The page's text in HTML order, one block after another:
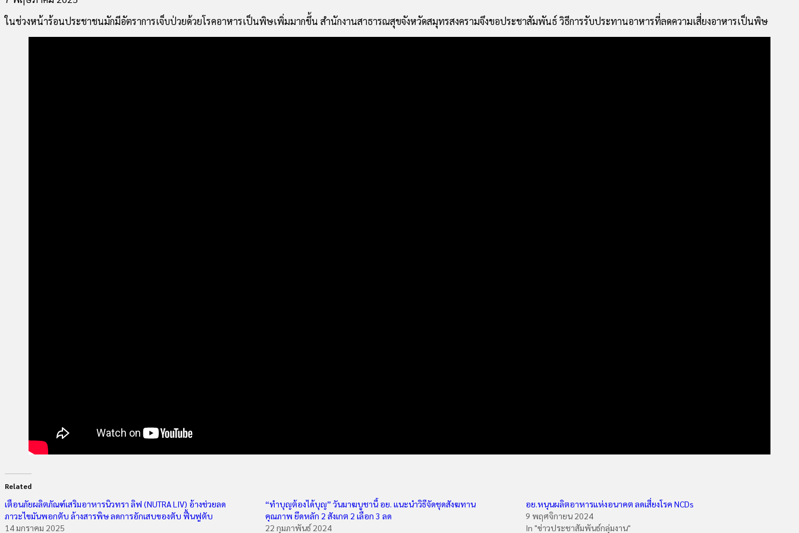
ในช่วงหน้าร้อนประชาชนมักมีอัตราการเจ็บป่วยด้วยโรคอาหารเป็นพิษเพิ่มมากขึ้น สำนักงานสาธารณสุขจังหวัดสมุทรสงครามจึงขอประชาสัมพันธ์ วิธีการรับประทานอาหารที่ลดความเสี่ยงอาหารเป็นพิษ
Related
เตือนภัยผลิตภัณฑ์เสริมอาหารนิวทรา ลิฟ (NUTRA LIV) อ้างช่วยลด
ภาวะไขมันพอกตับ ล้างสารพิษ ลดการอักเสบของตับ ฟื้นฟูตับ
14 มกราคม 2025
“ทำบุญต้องได้บุญ” วันมาฆบูชานี้ อย. แนะนำวิธีจัดชุดสังฆทาน
คุณภาพ ยึดหลัก 2 สังเกต 2 เลือก 3 ลด
22 กุมภาพันธ์ 2024
อย.หนุนผลิตอาหารแห่งอนาคต ลดเสี่ยงโรค NCDs
9 พฤศจิกายน 2024
In "ข่าวประชาสัมพันธ์กลุ่มงาน"